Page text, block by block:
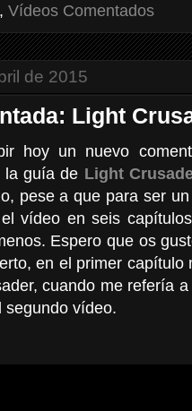
, Vídeos Comentados
de 2015
Light
hoy un nuevo
la guía de Light
pese a que para ser
vídeo en seis
Espero que os
en el primer
cuando me refería
segundo vídeo.